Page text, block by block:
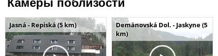
Камеры поблизости
Jasná - Repiská (5 km)
Demänovská Dol. - Jaskyne (5
km)